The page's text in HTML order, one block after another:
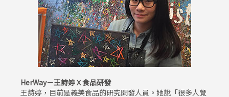
HerWay－王詩婷Ｘ食品研發
王詩婷，目前是義美食品的研究開發人員。她說「很多人覺